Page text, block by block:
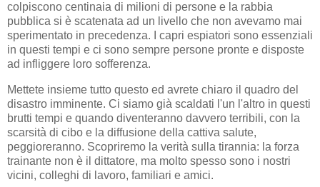
colpiscono centinaia di milioni di persone e la rabbia
pubblica si è scatenata ad un livello che non avevamo mai
sperimentato in precedenza. I capri espiatori sono essenziali
in questi tempi e ci sono sempre persone pronte e disposte
ad infliggere loro sofferenza.
Mettete insieme tutto questo ed avrete chiaro il quadro del
disastro imminente. Ci siamo già scaldati l'un l'altro in questi
brutti tempi e quando diventeranno davvero terribili, con la
scarsità di cibo e la diffusione della cattiva salute,
peggioreranno. Scopriremo la verità sulla tirannia: la forza
trainante non è il dittatore, ma molto spesso sono i nostri
vicini, colleghi di lavoro, familiari e amici.